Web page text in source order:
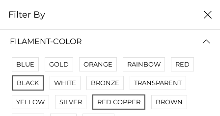
0
No Results
Not Found Filters1
Not Found Filters2
Filter By
FILAMENT-COLOR
BLUE GOLD ORANGE RAINBOW RED
BLACK WHITE BRONZE TRANSPARENT
YELLOW SILVER RED COPPER BROWN